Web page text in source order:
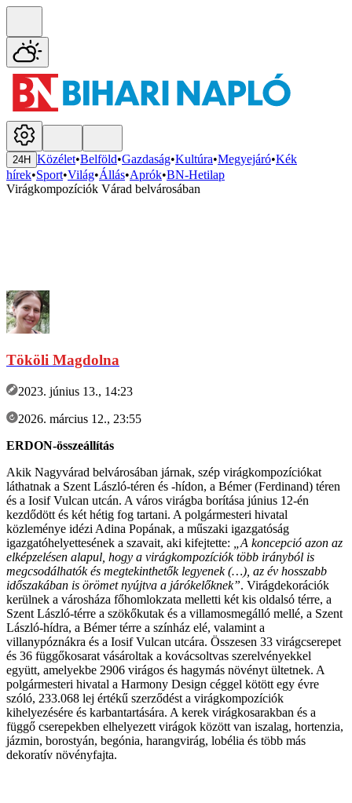
24H Közélet•Belföld•Gazdaság•Kultúra•Megyejáró•Kék
hírek•Sport•Világ•Állás•Aprók•BN-Hetilap
Virágkompozíciók Várad belvárosában
Tököli Magdolna
2023. június 13., 14:23
2026. március 12., 23:55
ERDON-összeállítás
Akik Nagyvárad belvárosában járnak, szép virágkompozíciókat
láthatnak a Szent László-téren és -hídon, a Bémer (Ferdinand) téren
és a Iosif Vulcan utcán. A város virágba borítása június 12-én
kezdődött és két hétig fog tartani. A polgármesteri hivatal
közleménye idézi Adina Popának, a műszaki igazgatóság
igazgatóhelyettesének a szavait, aki kifejtette:
„A koncepció azon az
elképzelésen alapul, hogy a virágkompozíciók több irányból is
megcsodálhatók és megtekinthetők legyenek (…), az év hosszabb
időszakában is örömet nyújtva a járókelőknek”. Virágdekorációk
kerülnek a városháza főhomlokzata melletti két kis oldalsó térre, a
Szent László-térre a szökőkutak és a villamosmegálló mellé, a Szent
László-hídra, a Bémer térre a színház elé, valamint a
villanypóznákra és a Iosif Vulcan utcára. Összesen 33 virágcserepet
és 36 függőkosarat vásároltak a kovácsoltvas szerelvényekkel
együtt, amelyekbe 2906 virágos és hagymás növényt ültetnek. A
polgármesteri hivatal a Harmony Design céggel kötött egy évre
szóló, 233.068 lej értékű szerződést a virágkompozíciók
kihelyezésére és karbantartására. A kerek virágkosarakban és a
függő cserepekben elhelyezett virágok között van iszalag, hortenzia,
jázmin, borostyán, begónia, harangvirág, lobélia és több más
dekoratív növényfajta.